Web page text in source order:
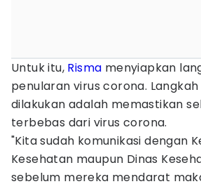
Untuk itu, Risma menyiapkan
penularan virus corona.
dilakukan adalah memastikan
terbebas dari virus corona.
"Kita sudah komunikasi dengan
Kesehatan maupun Dinas
sebelum mereka mendarat